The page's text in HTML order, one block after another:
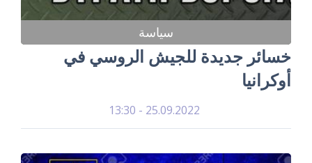
سياسة
خسائر جديدة للجيش الروسي في
أوكرانيا
25.09.2022 - 13:30